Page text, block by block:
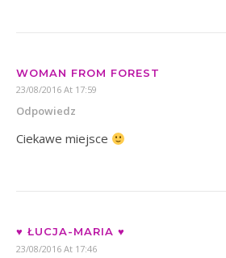
WOMAN FROM FOREST
23/08/2016 At 17:59
Odpowiedz
Ciekawe miejsce
♥ ŁUCJA-MARIA ♥
23/08/2016 At 17:46